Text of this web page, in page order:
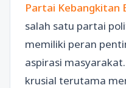
Partai Kebangkitan
salah satu partai
memiliki peran
aspirasi
krusial terutama